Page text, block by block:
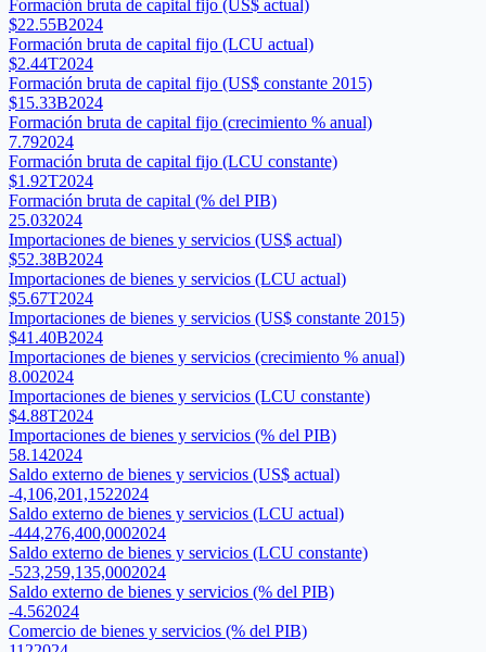
Formación bruta de capital fijo (US$ actual)
$22.55B2024
Formación bruta de capital fijo (LCU actual)
$2.44T2024
Formación bruta de capital fijo (US$ constante 2015)
$15.33B2024
Formación bruta de capital fijo (crecimiento % anual)
7.792024
Formación bruta de capital fijo (LCU constante)
$1.92T2024
Formación bruta de capital (% del PIB)
25.032024
Importaciones de bienes y servicios (US$ actual)
$52.38B2024
Importaciones de bienes y servicios (LCU actual)
$5.67T2024
Importaciones de bienes y servicios (US$ constante 2015)
$41.40B2024
Importaciones de bienes y servicios (crecimiento % anual)
8.002024
Importaciones de bienes y servicios (LCU constante)
$4.88T2024
Importaciones de bienes y servicios (% del PIB)
58.142024
Saldo externo de bienes y servicios (US$ actual)
-4,106,201,1522024
Saldo externo de bienes y servicios (LCU actual)
-444,276,400,0002024
Saldo externo de bienes y servicios (LCU constante)
-523,259,135,0002024
Saldo externo de bienes y servicios (% del PIB)
-4.562024
Comercio de bienes y servicios (% del PIB)